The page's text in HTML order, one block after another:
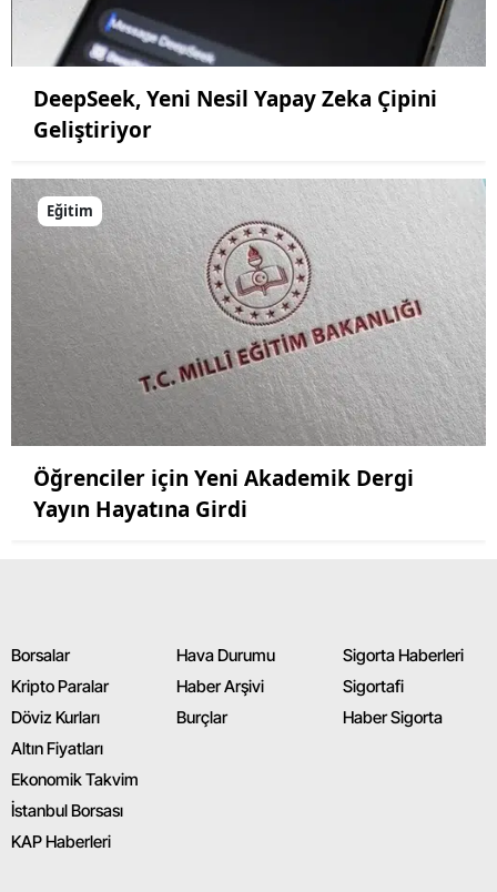
DeepSeek, Yeni Nesil Yapay Zeka Çipini
Geliştiriyor
Eğitim
Öğrenciler için Yeni Akademik Dergi
Yayın Hayatına Girdi
Borsalar
Kripto Paralar
Döviz Kurları
Altın Fiyatları
Ekonomik Takvim
İstanbul Borsası
KAP Haberleri
Hava Durumu
Haber Arşivi
Burçlar
Sigorta Haberleri
Sigortafi
Haber Sigorta